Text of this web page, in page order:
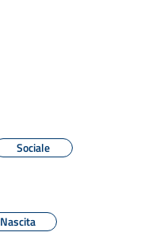
Sociale
Nascita